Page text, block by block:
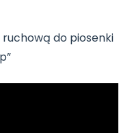
do piosenki